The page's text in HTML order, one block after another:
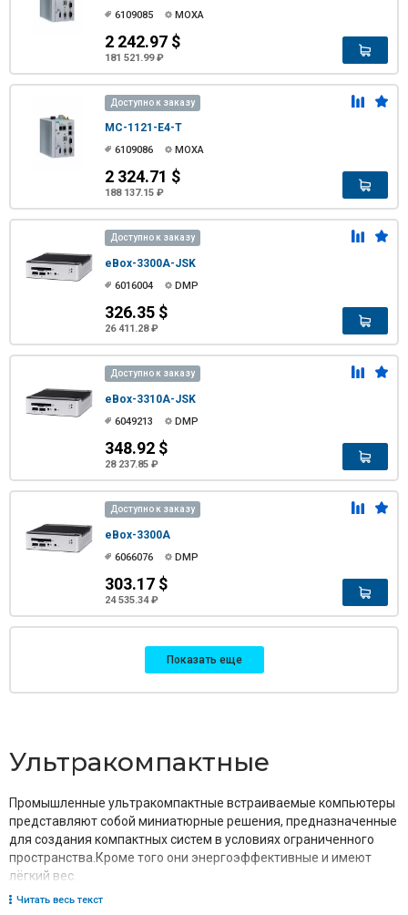
6109085 MOXA
2 242.97 $
181 521.99 ₽
Доступно к заказу
MC-1121-E4-T
6109086 MOXA
2 324.71 $
188 137.15 ₽
Доступно к заказу
eBox-3300A-JSK
6016004 DMP
326.35 $
26 411.28 ₽
Доступно к заказу
eBox-3310A-JSK
6049213 DMP
348.92 $
28 237.85 ₽
Доступно к заказу
eBox-3300A
6066076 DMP
303.17 $
24 535.34 ₽
Показать еще
Ультракомпактные
Промышленные ультракомпактные встраиваемые компьютеры
представляют собой миниатюрные решения, предназначенные
для создания компактных систем в условиях ограниченного
пространства.Кроме того они энергоэффективные и имеют
лёгкий вес.
Читать весь текст